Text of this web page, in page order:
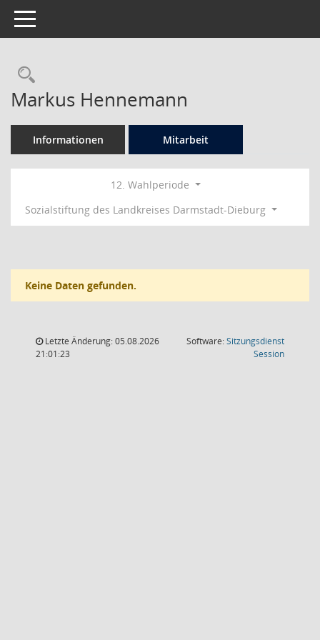
Toggle navigation
Rechercheauswahl
Markus Hennemann
Informationen Mitarbeit
12. Wahlperiode
Sozialstiftung des Landkreises Darmstadt-Dieburg
Keine Daten gefunden.
Letzte Änderung: 05.08.2026
21:01:23
Software:Sitzungsdienst
Session(Wird in